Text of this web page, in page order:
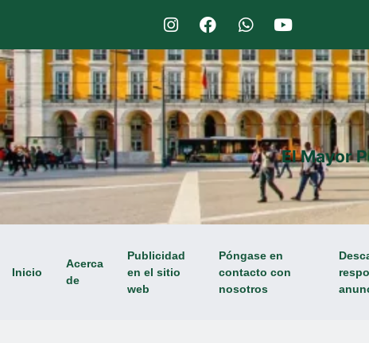
El Mayor
Inicio
Acerca
de
Publicidad
en el sitio
web
Póngase en
contacto con
nosotros